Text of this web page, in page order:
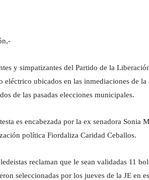
y simpatizantes del Partido de la
eléctrico ubicados en las inmediaciones de
de las pasadas elecciones municipales.
es encabezada por la ex senadora Sonia
política Fiordaliza Caridad Ceballos.
reclaman que le sean validadas 11
seleccionadas por los jueves de la JE en